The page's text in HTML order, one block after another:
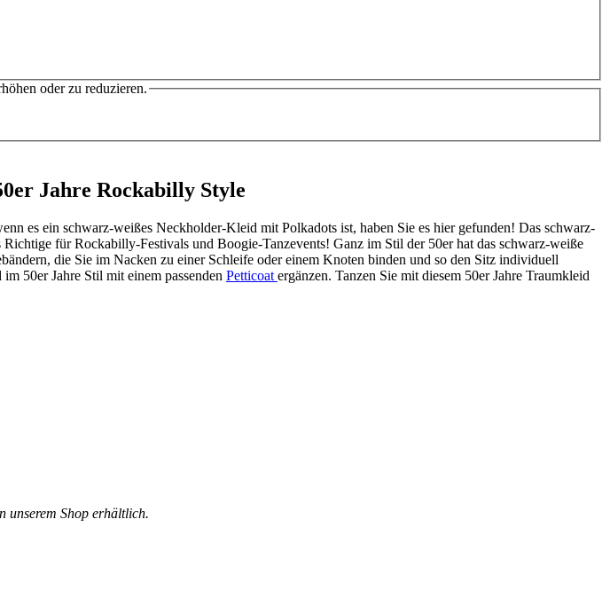
oder zu reduzieren.
Jahre Rockabilly Style
es ein schwarz-weißes Neckholder-Kleid mit Polkadots ist, haben Sie es hier gefunden! Das schwarz-
Richtige für Rockabilly-Festivals und Boogie-Tanzevents! Ganz im Stil der 50er hat das schwarz-weiße
die Sie im Nacken zu einer Schleife oder einem Knoten binden und so den Sitz individuell
50er Jahre Stil mit einem passenden Petticoat ergänzen. Tanzen Sie mit diesem 50er Jahre Traumkleid
unserem Shop erhältlich.